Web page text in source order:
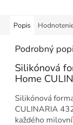
Popis
Podrobný
Silikónová
Home
Silikónová
CULINARIA
každého